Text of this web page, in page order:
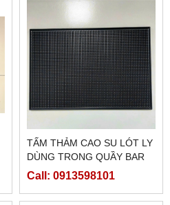
TẤM THẢM CAO SU LÓT LY
DÙNG TRONG QUẦY BAR
Call: 0913598101